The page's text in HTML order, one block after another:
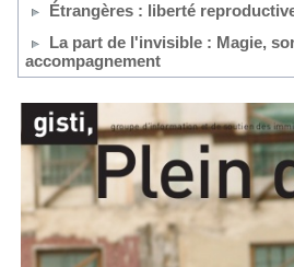
Étrangères : liberté
La part de l'invisible : Magie,
accompagnement